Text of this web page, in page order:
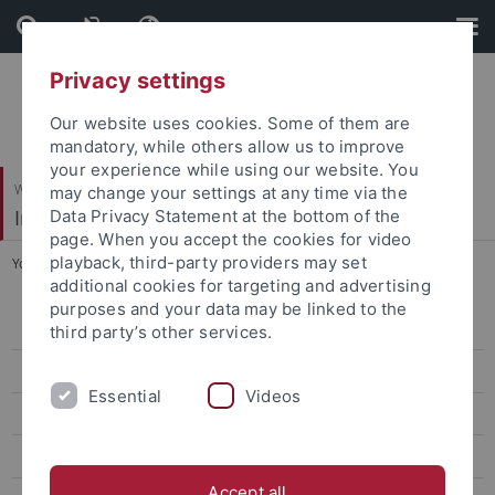
Skip
to
content
Skip
to
footer
Wirtschafts- und Sozialwissenschaftliche Fakultät
Institut für Erziehungswissenschaft
You are here: Startseite ... Arbeitsstelle für Beratungsforschung
Personal
Masterstudiengang
Privacy settings
Our website uses cookies. Some of them are
mandatory, while others allow us to improve
your experience while using our website. You
may change your settings at any time via the
Data Privacy Statement at the bottom of the
page. When you accept the cookies for video
playback, third-party providers may set
additional cookies for targeting and advertising
purposes and your data may be linked to the
third party’s other services.
Essential Videos